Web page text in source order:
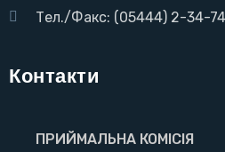
Тел./Факс: (05444) 2-34-74
Контакти
ПРИЙМАЛЬНА КОМІСІЯ